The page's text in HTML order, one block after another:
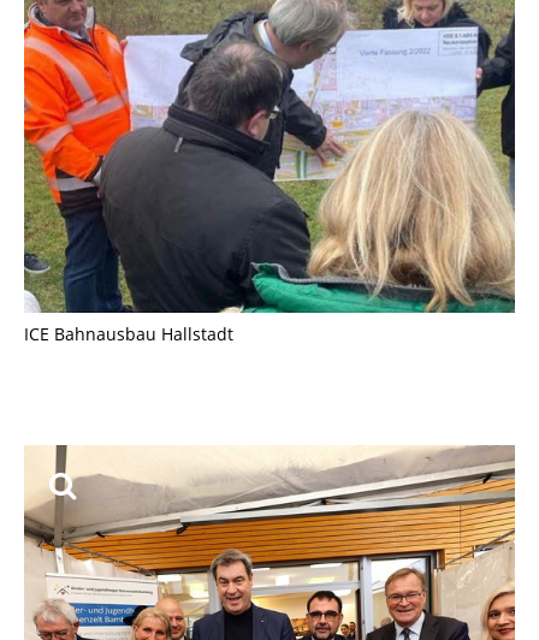
ICE Bahnausbau Hallstadt